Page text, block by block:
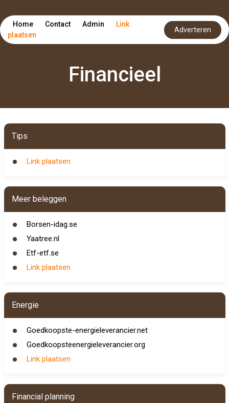
Home Contact Admin
Link
plaatsen
Adverteren
Financieel
Tips
Link plaatsen
Meer beleggen
Borsen-idag.se
Yaatree.nl
Etf-etf.se
Link plaatsen
Energie
Goedkoopste-energieleverancier.net
Goedkoopsteenergieleverancier.org
Link plaatsen
Financial planning